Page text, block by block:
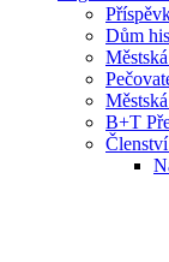
Dům
B+T